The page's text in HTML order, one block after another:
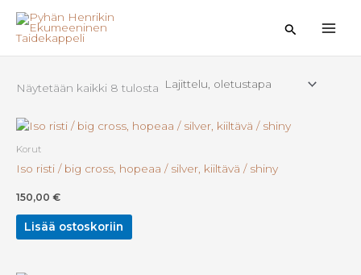
sisältöön
Hae
Näytetään kaikki 8 tulosta
Korut
Iso risti / big cross, hopeaa / silver, kiiltävä / shiny
150,00 €
Lisää ostoskoriin